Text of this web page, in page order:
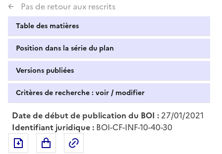
Pas de retour aux rescrits
Table des matières
Position dans la série du plan
Versions publiées
Critères de recherche : voir / modifier
Date de début de publication du BOI : 27/01/2021
Identifiant juridique : BOI-CF-INF-10-40-30
Exporter le document au format pdf